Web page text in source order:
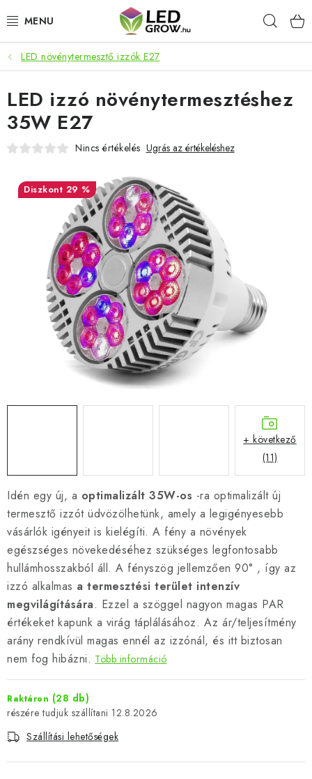
tartalomhoz
AKCIÓS TERMÉKEK
LED NÖVÉNYVILÁGÍTÁS
TERMESZTÉSI KELLÉKEK
MIKROZÖLDEK
OKOS KERT
Webáruház értékelése Márka Vásárlás
Blog
Általános Üzleti Feltételek
Kapcsolat
LED növénytermesztő izzók E27
Idén egy új, a optimalizált 35W-os -ra optimalizált új
termesztő izzót üdvözölhetünk, amely a legigényesebb
vásárlók igényeit is kielégíti. A fény a növények
egészséges növekedéséhez szükséges legfontosabb
hullámhosszakból áll. A fényszög jellemzően 90° , így az
izzó alkalmas a termesztési terület intenzív
megvilágítására. Ezzel a szöggel nagyon magas PAR
értékeket kapunk a virág táplálásához. Az ár/teljesítmény
arány rendkívül magas ennél az izzónál, és itt biztosan
nem fog hibázni. Több információ
Raktáron (28 db)
12.8.2026
Szállítási lehetőségek
LED izzó növénytermesztéshez
35W E27
Nincs értékelés Ugrás az értékeléshez
29 %
+ következő
(11)